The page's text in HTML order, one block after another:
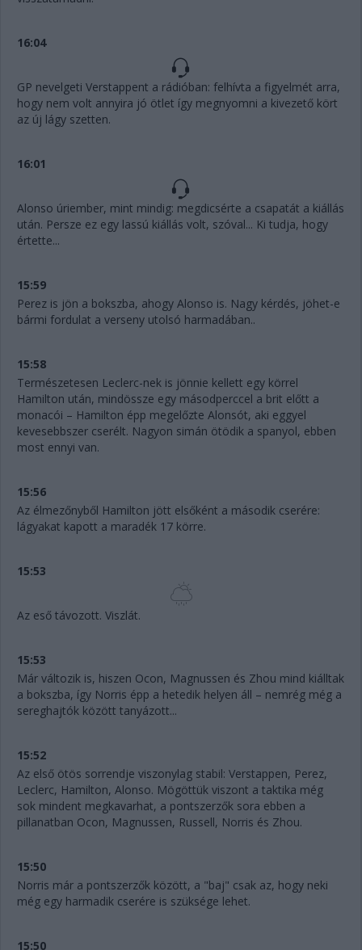
16:04
GP nevelgeti Verstappent a rádióban: felhívta a figyelmét arra,
hogy nem volt annyira jó ötlet így megnyomni a kivezető kört
az új lágy szetten.
16:01
Alonso úriember, mint mindig: megdicsérte a csapatát a kiállás
után. Persze ez egy lassú kiállás volt, szóval... Ki tudja, hogy
értette...
15:59
Perez is jön a bokszba, ahogy Alonso is. Nagy kérdés, jöhet-e
bármi fordulat a verseny utolsó harmadában..
15:58
Természetesen Leclerc-nek is jönnie kellett egy körrel
Hamilton után, mindössze egy másodperccel a brit előtt a
monacói – Hamilton épp megelőzte Alonsót, aki eggyel
kevesebbszer cserélt. Nagyon simán ötödik a spanyol, ebben
most ennyi van.
15:56
Az élmezőnyből Hamilton jött elsőként a második cserére:
lágyakat kapott a maradék 17 körre.
15:53
Az eső távozott. Viszlát.
15:53
Már változik is, hiszen Ocon, Magnussen és Zhou mind kiálltak
a bokszba, így Norris épp a hetedik helyen áll – nemrég még a
sereghajtók között tanyázott...
15:52
Az első ötös sorrendje viszonylag stabil: Verstappen, Perez,
Leclerc, Hamilton, Alonso. Mögöttük viszont a taktika még
sok mindent megkavarhat, a pontszerzők sora ebben a
pillanatban Ocon, Magnussen, Russell, Norris és Zhou.
15:50
Norris már a pontszerzők között, a "baj" csak az, hogy neki
még egy harmadik cserére is szüksége lehet.
15:50